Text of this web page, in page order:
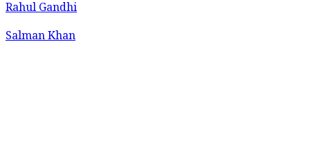
Rahul Gandhi
Salman Khan